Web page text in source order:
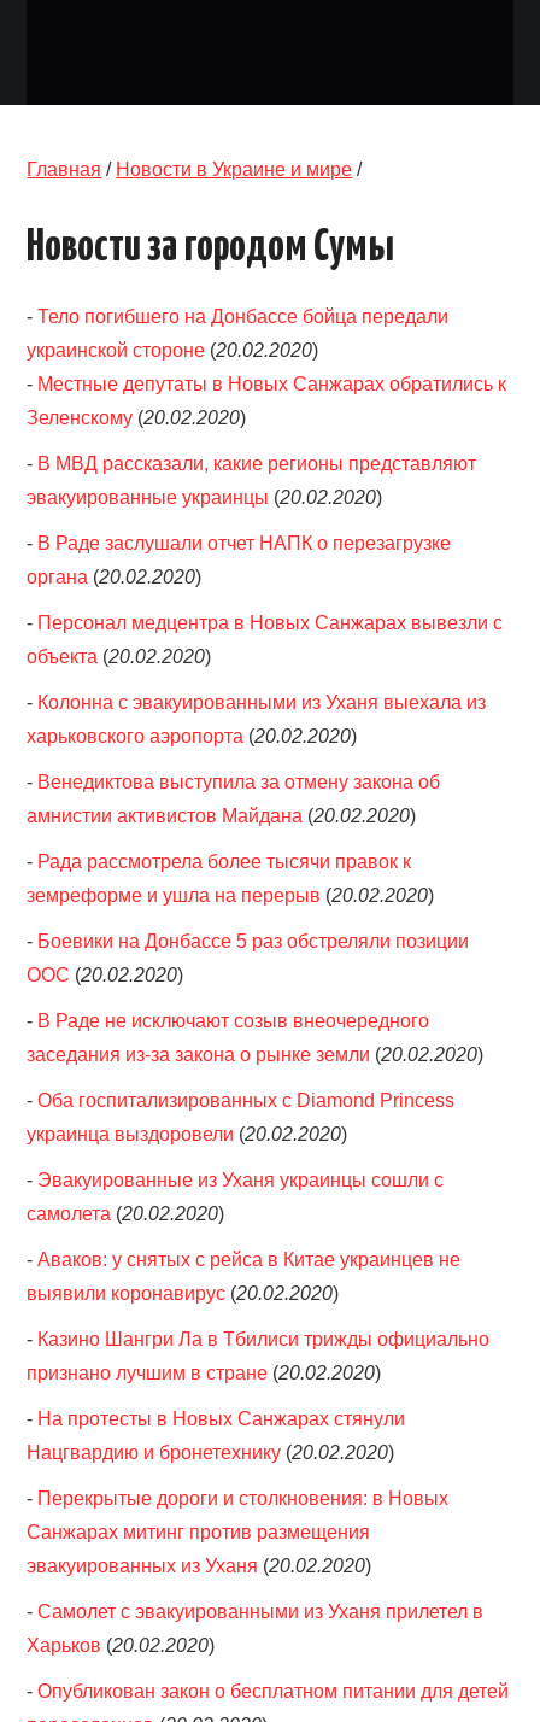
Главная / Новости в Украине и мире /
Новости за городом Сумы
-Тело погибшего на Донбассе бойца передали
украинской стороне (20.02.2020)
- Местные депутаты в Новых Санжарах обратились к
Зеленскому (20.02.2020)
- В МВД рассказали, какие регионы представляют
эвакуированные украинцы (20.02.2020)
- В Раде заслушали отчет НАПК о перезагрузке
органа (20.02.2020)
- Персонал медцентра в Новых Санжарах вывезли с
объекта (20.02.2020)
- Колонна с эвакуированными из Уханя выехала из
харьковского аэропорта (20.02.2020)
- Венедиктова выступила за отмену закона об
амнистии активистов Майдана (20.02.2020)
- Рада рассмотрела более тысячи правок к
земреформе и ушла на перерыв (20.02.2020)
- Боевики на Донбассе 5 раз обстреляли позиции
ООС (20.02.2020)
- В Раде не исключают созыв внеочередного
заседания из-за закона о рынке земли (20.02.2020)
-Оба госпитализированных с Diamond Princess
украинца выздоровели (20.02.2020)
- Эвакуированные из Уханя украинцы сошли с
самолета (20.02.2020)
-Аваков: у снятых с рейса в Китае украинцев не
выявили коронавирус (20.02.2020)
- Казино Шангри Ла в Тбилиси трижды официально
признано лучшим в стране (20.02.2020)
- На протесты в Новых Санжарах стянули
Нацгвардию и бронетехнику (20.02.2020)
- Перекрытые дороги и столкновения: в Новых
Санжарах митинг против размещения
эвакуированных из Уханя (20.02.2020)
-Самолет с эвакуированными из Уханя прилетел в
Харьков (20.02.2020)
-Опубликован закон о бесплатном питании для детей